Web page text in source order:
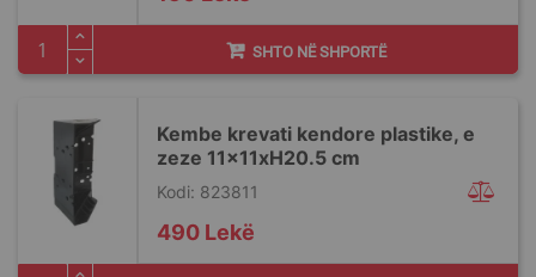
SHTO NË SHPORTË
Kembe krevati kendore plastike, e
zeze 11x11xH20.5 cm
Kodi: 823811
490 Lekë